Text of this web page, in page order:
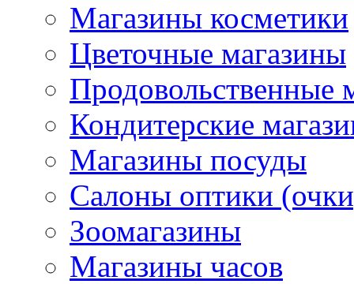
Магазины косметики
Цветочные магазины
Продовольственные
Кондитерские
Магазины посуды
Салоны оптики
Зоомагазины
Магазины часов